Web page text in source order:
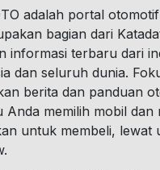
adalah portal
bagian dari
informasi terbaru dari
dan seluruh dunia.
berita dan panduan
Anda memilih mobil dan
untuk membeli, lewat